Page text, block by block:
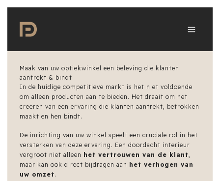
naar
Maak van uw optiekwinkel een beleving die klanten
aantrekt & bindt
In de huidige competitieve markt is het niet voldoende
om alleen producten aan te bieden. Het draait om het
creëren van een ervaring die klanten aantrekt, betrokken
maakt en hen bindt.
De inrichting van uw winkel speelt een cruciale rol in het
versterken van deze ervaring. Een doordacht interieur
vergroot niet alleen het vertrouwen van de klant,
maar kan ook direct bijdragen aan het verhogen van
uw omzet.